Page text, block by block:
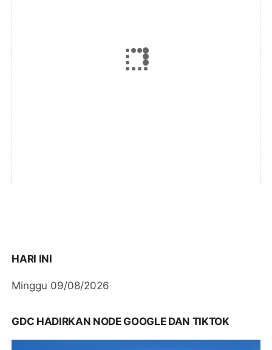
HARI INI
Minggu 09/08/2026
GDC HADIRKAN NODE GOOGLE DAN TIKTOK